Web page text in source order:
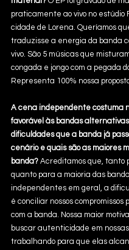
praticamente ao vivo no estúdio
cidade de Lorena. Queríamos
traduzisse a energia da banda
vivo. São 5 músicas que
congada e jongo com a pegada
Representa 100% nossa
A cena independente costuma
favorável às bandas
dificuldades que a banda já
cenário e quais são as maiores
banda? Acreditamos que, tanto
quanto para a maioria das
independentes em geral, a
é conciliar nossos
com a banda. Nossa maior
buscar autenticidade em
trabalhando para que elas